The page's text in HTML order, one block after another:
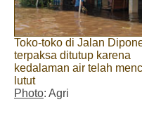
Toko-toko di Jalan
terpaksa ditutup karena
kedalaman air telah
lutut
Photo: Agri